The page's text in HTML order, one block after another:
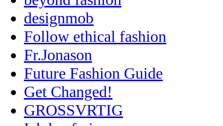
designmob
Follow ethical fashion
Fr.Jonason
Future Fashion Guide
Get Changed!
GROSSVRTIG